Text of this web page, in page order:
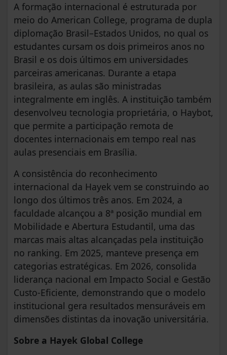
A formação internacional é estruturada por
meio do American College, programa de dupla
diplomação Brasil–Estados Unidos, no qual os
estudantes cursam os dois primeiros anos no
Brasil e os dois últimos em universidades
parceiras americanas. Durante a etapa
brasileira, as aulas são ministradas
integralmente em inglês. A instituição também
desenvolveu tecnologia proprietária, o Haybot,
que permite a participação remota de
docentes internacionais em tempo real nas
aulas presenciais em Brasília.
A consistência do reconhecimento
internacional da Hayek vem se construindo ao
longo dos últimos três anos. Em 2024, a
faculdade alcançou a 8ª posição mundial em
Mobilidade e Abertura Estudantil, uma das
marcas mais altas alcançadas pela instituição
no ranking. Em 2025, manteve presença em
categorias estratégicas. Em 2026, consolida
liderança nacional em Impacto Social e Gestão
Custo-Eficiente, demonstrando que o modelo
institucional gera resultados mensuráveis em
dimensões distintas da inovação universitária.
Sobre a Hayek Global College